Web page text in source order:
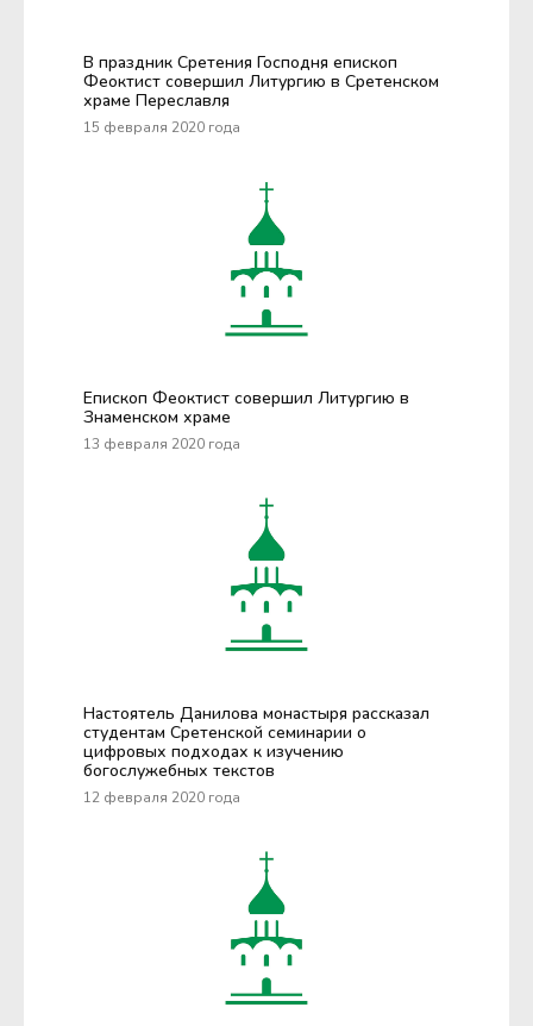
В праздник Сретения Господня епископ
Феоктист совершил Литургию в Сретенском
храме Переславля
15 февраля 2020 года
Епископ Феоктист совершил Литургию в
Знаменском храме
13 февраля 2020 года
Настоятель Данилова монастыря рассказал
студентам Сретенской семинарии о
цифровых подходах к изучению
богослужебных текстов
12 февраля 2020 года